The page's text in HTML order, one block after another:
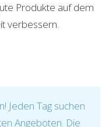
Produkte auf dem
verbessern.
Jeden Tag suchen
Angeboten. Die